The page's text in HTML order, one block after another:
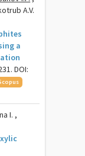
A.V.
a
DOI:
I. ,